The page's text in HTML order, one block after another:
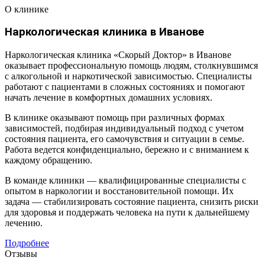
О клинике
Наркологическая клиника в Иванове
Наркологическая клиника «Скорый Доктор» в Иванове
оказывает профессиональную помощь людям, столкнувшимся
с алкогольной и наркотической зависимостью. Специалисты
работают с пациентами в сложных состояниях и помогают
начать лечение в комфортных домашних условиях.
В клинике оказывают помощь при различных формах
зависимостей, подбирая индивидуальный подход с учетом
состояния пациента, его самочувствия и ситуации в семье.
Работа ведется конфиденциально, бережно и с вниманием к
каждому обращению.
В команде клиники — квалифицированные специалисты с
опытом в наркологии и восстановительной помощи. Их
задача — стабилизировать состояние пациента, снизить риски
для здоровья и поддержать человека на пути к дальнейшему
лечению.
Подробнее
Отзывы